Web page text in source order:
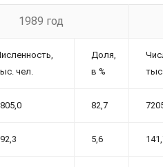
1989 год
чел.
Доля,
в %
82,7
5,6